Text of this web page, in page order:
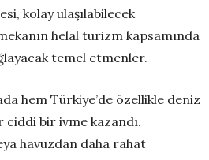
kolay ulaşılabilecek
helal turizm kapsamında
temel etmenler.
hem Türkiye’de özellikle deniz
bir ivme kazandı.
havuzdan daha rahat